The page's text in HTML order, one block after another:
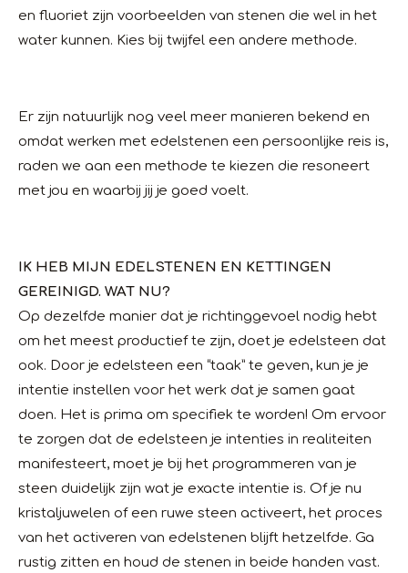
en fluoriet zijn voorbeelden van stenen die wel in het
water kunnen. Kies bij twijfel een andere methode.
Er zijn natuurlijk nog veel meer manieren bekend en
omdat werken met edelstenen een persoonlijke reis is,
raden we aan een methode te kiezen die resoneert
met jou en waarbij jij je goed voelt.
IK HEB MIJN EDELSTENEN EN KETTINGEN
GEREINIGD. WAT NU?
Op dezelfde manier dat je richtinggevoel nodig hebt
om het meest productief te zijn, doet je edelsteen dat
ook. Door je edelsteen een “taak” te geven, kun je je
intentie instellen voor het werk dat je samen gaat
doen. Het is prima om specifiek te worden! Om ervoor
te zorgen dat de edelsteen je intenties in realiteiten
manifesteert, moet je bij het programmeren van je
steen duidelijk zijn wat je exacte intentie is. Of je nu
kristaljuwelen of een ruwe steen activeert, het proces
van het activeren van edelstenen blijft hetzelfde. Ga
rustig zitten en houd de stenen in beide handen vast.